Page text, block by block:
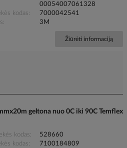
00054007061328
kodas
7000042541
3M
Žiūrėti informaciją
geltona nuo 0C iki 90C Temflex
kodas
528660
kodas
7100184809